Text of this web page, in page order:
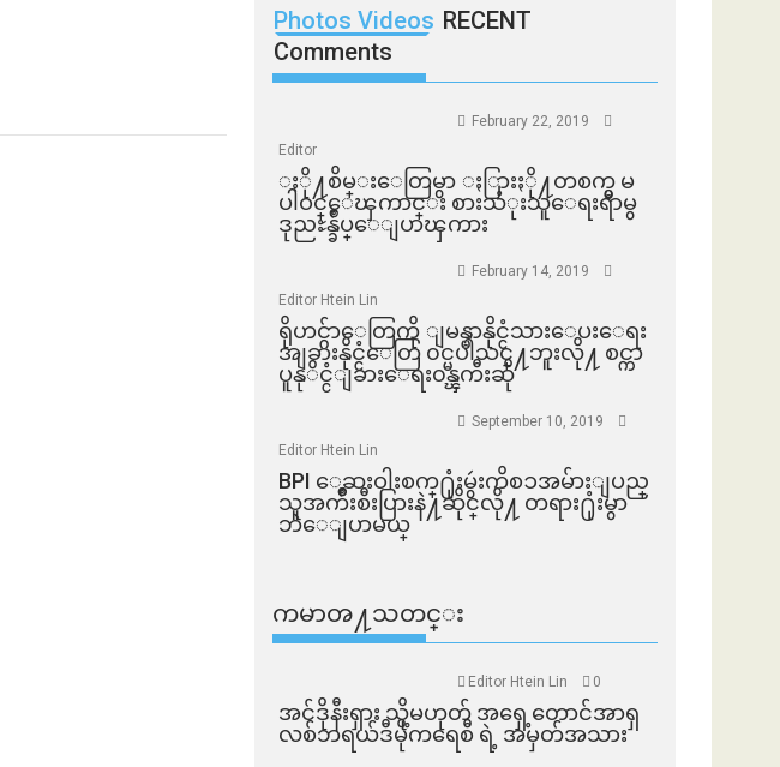
Photos Videos RECENT
Comments
February 22, 2019
Editor
ႏို႔စိမ္းေတြမွာ ႏြားႏို႔တစက္မွ မ
ပါဝင္ေၾကာင္း စားသံုးသူေရးရာမွ
ဒုညႊန္ခ်ဳပ္ေျပာၾကား
February 14, 2019
Editor Htein Lin
ရိုဟင္ဂ်ာေတြကို ျမန္မာနိုင္ငံသားေပးေရး
အျခားနိုင္ငံေတြ ၀င္မပါသင္႔ဘူးလို႔ စင္ကာ
ပူနုိင္ငံျခားေရး၀န္ၾကီးဆို
September 10, 2019
Editor Htein Lin
BPI ​ေဆးဝါးစက္​႐ုံးမွဴးကိစၥအမ်ားျပည္​
သူအက်ိဳးစီးပြားနဲ႔ဆိုင္​လို႔ တရား႐ုံးမွာ
ဘဲေျပာမယ္​
ကမာၻ႔သတင္း
Editor Htein Lin 0
အင်ဒိုနီးရှား သို့မဟုတ် အရှေ့တောင်အာရှ
လစ်ဘရယ်ဒီမိုကရေစီ ရဲ့ အမှတ်အသား